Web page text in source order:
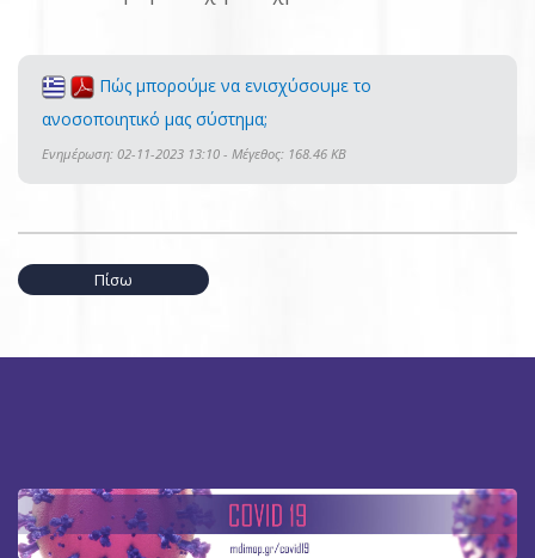
Πώς μπορούμε να ενισχύσουμε το
ανοσοποιητικό μας σύστημα;
Ενημέρωση: 02-11-2023 13:10 - Μέγεθος: 168.46 KB
Πίσω